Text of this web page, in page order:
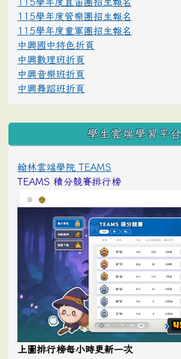
115學年度直笛團招生報名
115學年度管樂團招生報名
115學年度童軍團招生報名
中興國中特色折頁
中興數理班折頁
中興音樂班折頁
中興舞蹈班折頁
學生雲端學習平台
翰林雲端學院 TEAMS
TEAMS 積分競賽排行榜
上圖排行榜每小時更新一次